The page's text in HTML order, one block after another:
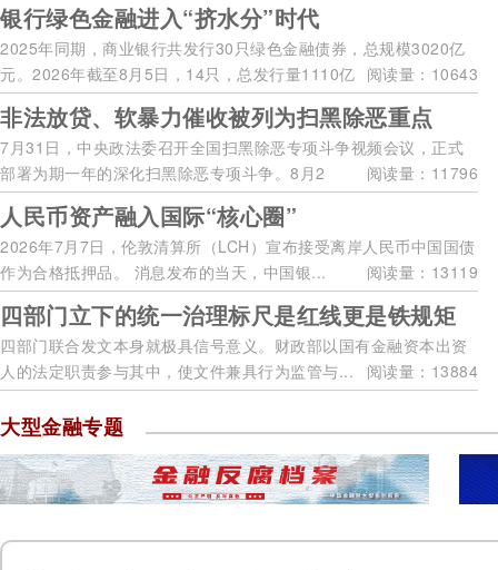
银行绿色金融进入“挤水分”时代
阅读量：10643
2025年同期，商业银行共发行30只绿色金融债券，总规模3020亿
元。2026年截至8月5日，14只，总发行量1110亿
元...
非法放贷、软暴力催收被列为扫黑除恶重点
阅读量：11796
7月31日，中央政法委召开全国扫黑除恶专项斗争视频会议，正式
部署为期一年的深化扫黑除恶专项斗争。8月2
日，...
人民币资产融入国际“核心圈”
阅读量：13119
2026年7月7日，伦敦清算所（LCH）宣布接受离岸人民币中国国债
作为合格抵押品。 消息发布的当天，中国银...
四部门立下的统一治理标尺是红线更是铁规矩
阅读量：13884
四部门联合发文本身就极具信号意义。财政部以国有金融资本出资
人的法定职责参与其中，使文件兼具行为监管与...
大型金融专题